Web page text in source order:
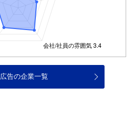
広告の企業一覧